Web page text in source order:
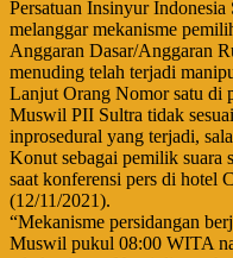
Persatuan Insinyur
melanggar mekanisme
Anggaran Dasar/Anggaran
menuding telah terjadi
Lanjut Orang Nomor satu di
Muswil PII Sultra tidak
inprosedural yang terjadi,
Konut sebagai pemilik suara
saat konferensi pers di hotel
(12/11/2021).
“Mekanisme persidangan
Muswil pukul 08:00 WITA